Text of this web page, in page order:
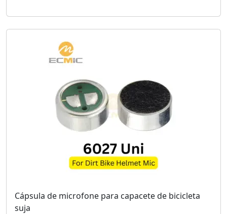
Cápsula de microfone para capacete de bicicleta
suja